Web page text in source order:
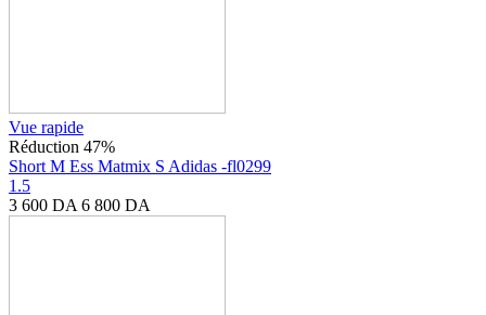
Vue rapide
Réduction 47%
Short M Ess Matmix S Adidas -fl0299
1.5
3 600 DA 6 800 DA